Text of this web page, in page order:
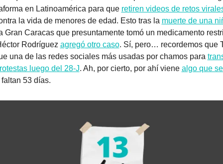
en Latinoamérica para que retiren videos de retos
la vida de menores de edad. Esto tras la muerte de una
Gran Caracas que presuntamente tomó un medicamento
Rodríguez agregó otro caso. Sí, pero… recordemos que
una de las redes sociales más usadas por chamos para
luego del 28-J. Ah, por cierto, por ahí viene algo que
faltan 53 días.